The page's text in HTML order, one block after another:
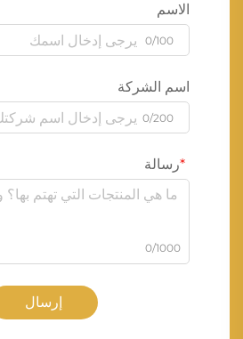
الاسم
0/100
اسم الشركة
0/200
رسالة
0/1000
إرسال